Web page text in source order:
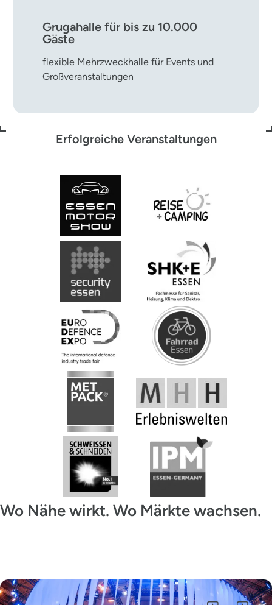
Grugahalle für bis zu 10.000
Gäste
flexible Mehrzweckhalle für Events und
Großveranstaltungen
Erfolgreiche Veranstaltungen
Wo Nähe wirkt. Wo Märkte wachsen.